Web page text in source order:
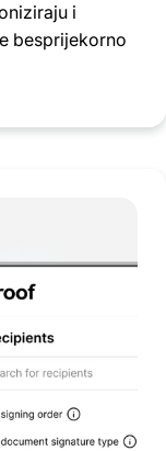
i
besprijekorno